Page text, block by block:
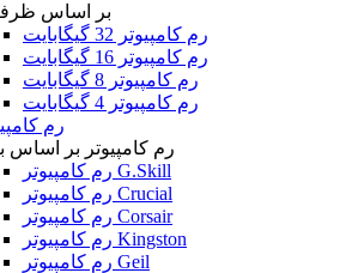
بر اساس
رم کامپیوتر 32 گیگابایت
رم کامپیوتر 16 گیگابایت
رم کامپیوتر 8 گیگابایت
رم کامپیوتر 4 گیگابایت
رم
رم کامپیوتر بر اساس
رم کامپیوتر G.Skill
رم کامپیوتر Crucial
رم کامپیوتر Corsair
رم کامپیوتر Kingston
رم کامپیوتر Geil